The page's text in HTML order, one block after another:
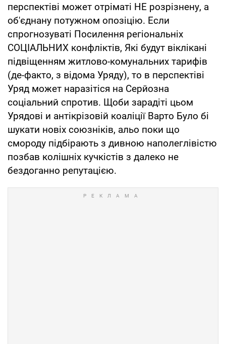
перспектіві может отріматі НЕ розрізнену, а
об'єднану потужном опозіцію. Если
спрогнозуваті Посилення регіональніх
СОЦІАЛЬНИХ конфліктів, Які будут віклікані
підвіщенням житлово-комунальних тарифів
(де-факто, з відома Уряду), то в перспектіві
Уряд может наразітіся на Серйозна
соціальний спротив. Щоби зарадіті цьом
Урядові и антікрізовій коаліції Варто Було бі
шукати новіх союзніків, альо поки що
смороду підбірають з дивною наполеглівістю
позбав колішніх кучкістів з далеко не
бездоганно репутацією.